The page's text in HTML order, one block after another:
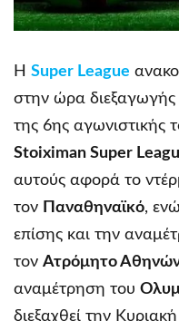
Η Super League
στην ώρα
της 6ης αγωνιστικής
Stoiximan Super
αυτούς αφορά το
τον Παναθηναϊκό,
επίσης και την
τον Ατρόμητο
αναμέτρηση του
διεξαχθεί την